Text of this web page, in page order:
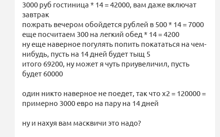
3000 руб гостиница * 14 = 42000, вам даже включат
завтрак
пожрать вечером обойдется рублей в 500 * 14 = 7000
еще посчитаем 300 на легкий обед * 14 = 4200
ну еще наверное погулять попить покататься на чем-
нибудь, пусть на 14 дней будет тыщ 5
итого 69200, ну может я чуть приувеличил, пусть
будет 60000
один никто наверное не поедет, так что х2 = 120000 =
примерно 3000 евро на пару на 14 дней
ну и нахуя вам масквичи это надо?